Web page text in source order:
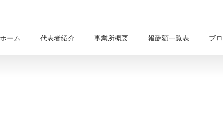
ホーム 代表者紹介 事業所概要 報酬額一覧表 ブ